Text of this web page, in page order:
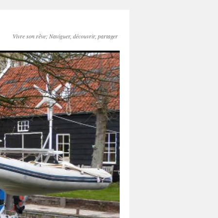
Vivre son rêve; Naviguer, découvrir, partager